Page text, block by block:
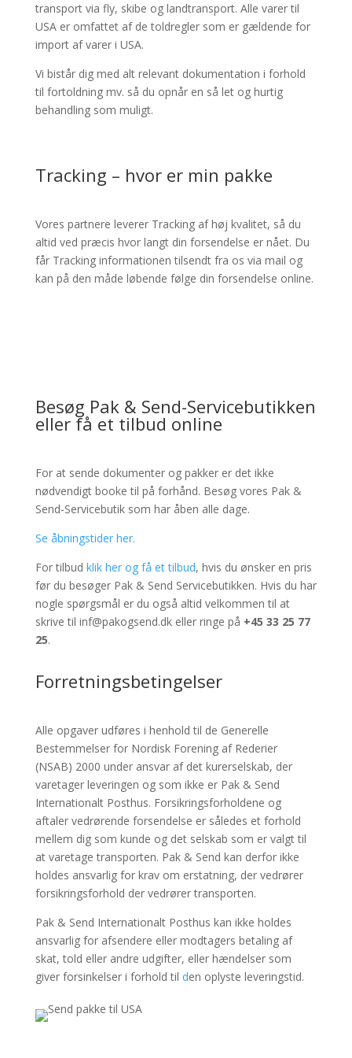
transport via fly, skibe og landtransport. Alle varer til
USA er omfattet af de toldregler som er gældende for
import af varer i USA.
Vi bistår dig med alt relevant dokumentation i forhold
til fortoldning mv. så du opnår en så let og hurtig
behandling som muligt.
Tracking – hvor er min pakke
Vores partnere leverer Tracking af høj kvalitet, så du
altid ved præcis hvor langt din forsendelse er nået. Du
får Tracking informationen tilsendt fra os via mail og
kan på den måde løbende følge din forsendelse online.
Besøg Pak & Send-Servicebutikken
eller få et tilbud online
For at sende dokumenter og pakker er det ikke
nødvendigt booke til på forhånd. Besøg vores Pak &
Send-Servicebutik som har åben alle dage.
Se åbningstider her.
For tilbud klik her og få et tilbud, hvis du ønsker en pris
før du besøger Pak & Send Servicebutikken. Hvis du har
nogle spørgsmål er du også altid velkommen til at
skrive til inf@pakogsend.dk eller ringe på +45 33 25 77
25.
Forretningsbetingelser
Alle opgaver udføres i henhold til de Generelle
Bestemmelser for Nordisk Forening af Rederier
(NSAB) 2000 under ansvar af det kurerselskab, der
varetager leveringen og som ikke er Pak & Send
Internationalt Posthus. Forsikringsforholdene og
aftaler vedrørende forsendelse er således et forhold
mellem dig som kunde og det selskab som er valgt til
at varetage transporten. Pak & Send kan derfor ikke
holdes ansvarlig for krav om erstatning, der vedrører
forsikringsforhold der vedrører transporten.
Pak & Send Internationalt Posthus kan ikke holdes
ansvarlig for afsendere eller modtagers betaling af
skat, told eller andre udgifter, eller hændelser som
giver forsinkelser i forhold til den oplyste leveringstid.